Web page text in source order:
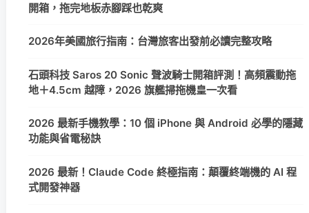
開箱，拖完地板赤腳踩也乾爽
2026年美國旅行指南：台灣旅客出發前必讀完整攻略
石頭科技 Saros 20 Sonic 聲波騎士開箱評測！高頻震動拖
地＋4.5cm 越障，2026 旗艦掃拖機皇一次看
2026 最新手機教學：10 個 iPhone 與 Android 必學的隱藏
功能與省電秘訣
2026 最新！Claude Code 終極指南：顛覆終端機的 AI 程
式開發神器